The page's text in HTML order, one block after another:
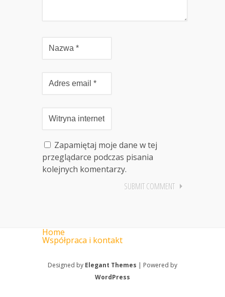
Zapamiętaj moje dane w tej
przeglądarce podczas pisania
kolejnych komentarzy.
Home
Współpraca i kontakt
Designed by Elegant Themes | Powered by
WordPress